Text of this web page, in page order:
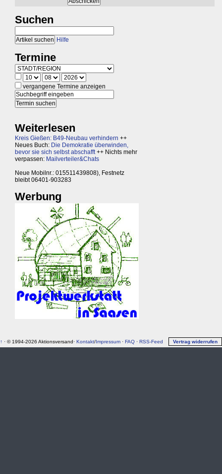
Suchen
Hilfe
Termine
vergangene Termine anzeigen
Weiterlesen
Kreis Gießen: B49-Neubau verhindern ++
Neues Buch: Die Demokratie überwinden,
bevor sie sich selbst abschafft++ Nichts mehr
verpassen: Mailverteiler&Chats
Neue Mobilnr.: 015511439808), Festnetz
bleibt 06401-903283
Werbung
↑ · © 1994-2026 Aktionsversand· Kontakt/Impressum · FAQ · RSS-Feed Vertrag widerrufen